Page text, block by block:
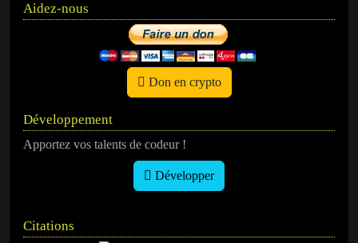
Aidez-nous
Don en crypto
Développement
Apportez vos talents de codeur !
Développer
Citations